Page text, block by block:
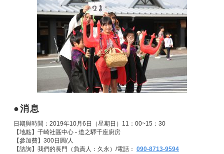
消息
日期與時間：2019年10月6日（星期日）11：00~15：30
【地點】千崎社區中心 - 道之驛千座廚房
【參加費】300日圓/人
【諮詢】我們的長門（負責人：久永）/電話： 090-8713-9594